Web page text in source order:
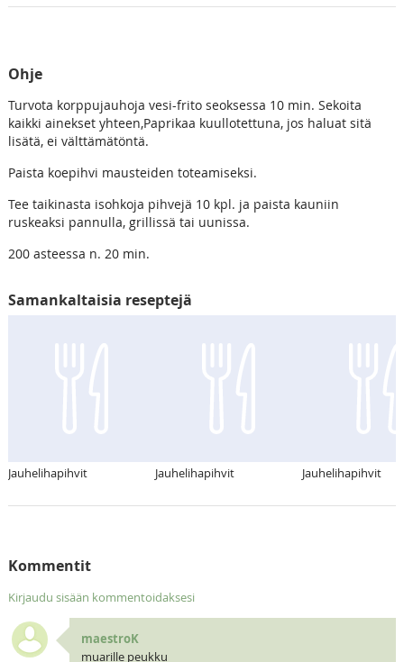
Ohje
Turvota korppujauhoja vesi-frito seoksessa 10 min. Sekoita
kaikki ainekset yhteen,Paprikaa kuullotettuna, jos haluat sitä
lisätä, ei välttämätöntä.
Paista koepihvi mausteiden toteamiseksi.
Tee taikinasta isohkoja pihvejä 10 kpl. ja paista kauniin
ruskeaksi pannulla, grillissä tai uunissa.
200 asteessa n. 20 min.
Samankaltaisia reseptejä
Jauhelihapihvit Jauhelihapihvit Jauhelihapihvit
Kommentit
Kirjaudu sisään kommentoidaksesi
maestroK
muarille peukku